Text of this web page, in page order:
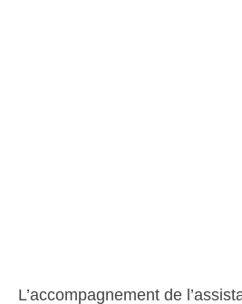
L’accompagnement de